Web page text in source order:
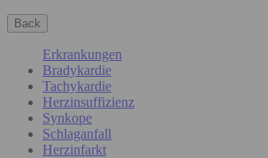
Back
Erkrankungen
Bradykardie
Tachykardie
Herzinsuffizienz
Synkope
Schlaganfall
Herzinfarkt